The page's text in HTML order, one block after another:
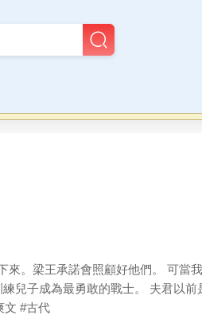
。梁王承諾會照顧好他們。 可當
兒子成為最勇敢的戰士。 夫君以
文 #古代